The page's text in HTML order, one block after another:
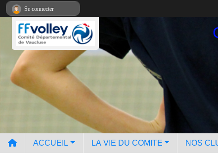
ACCUEIL LA VIE DU COMITE NOS
Se connecter
Panneau de gestion des cookies